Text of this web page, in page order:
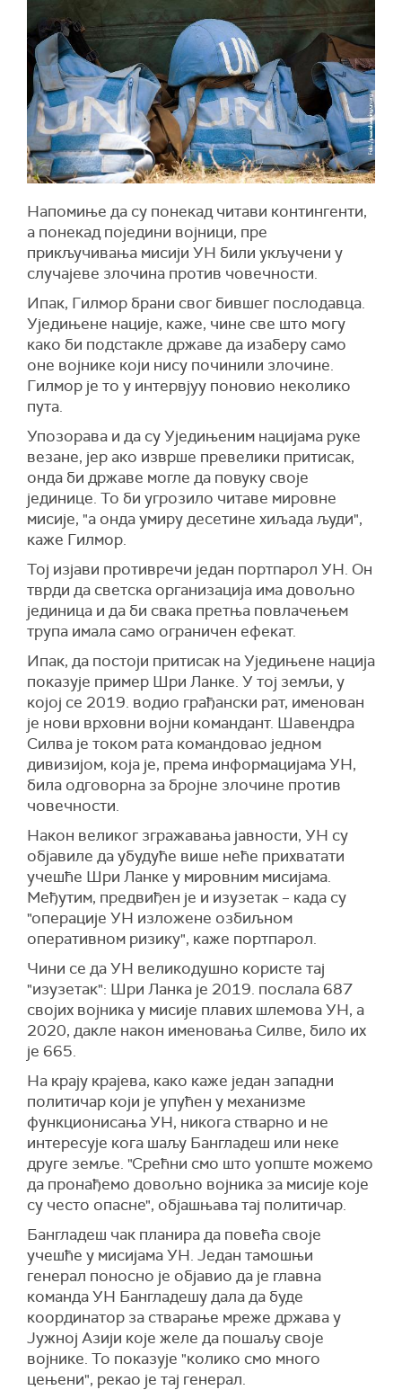
Напомиње да су понекад читави контингенти,
а понекад поједини војници, пре
прикључивања мисији УН били укључени у
случајеве злочина против човечности.
Ипак, Гилмор брани свог бившег послодавца.
Уједињене нације, каже, чине све што могу
како би подстакле државе да изаберу само
оне војнике који нису починили злочине.
Гилмор је то у интервјуу поновио неколико
пута.
Упозорава и да су Уједињеним нацијама руке
везане, јер ако изврше превелики притисак,
онда би државе могле да повуку своје
јединице. То би угрозило читаве мировне
мисије, "а онда умиру десетине хиљада људи",
каже Гилмор.
Тој изјави противречи један портпарол УН. Он
тврди да светска организација има довољно
јединица и да би свака претња повлачењем
трупа имала само ограничен ефекат.
Ипак, да постоји притисак на Уједињене нација
показује пример Шри Ланке. У тој земљи, у
којој се 2019. водио грађански рат, именован
је нови врховни војни командант. Шавендра
Силва је током рата командовао једном
дивизијом, која је, према информацијама УН,
била одговорна за бројне злочине против
човечности.
Након великог згражавања јавности, УН су
објавиле да убудуће више неће прихватати
учешће Шри Ланке у мировним мисијама.
Међутим, предвиђен је и изузетак – када су
"операције УН изложене озбиљном
оперативном ризику", каже портпарол.
Чини се да УН великодушно користе тај
"изузетак": Шри Ланка је 2019. послала 687
својих војника у мисије плавих шлемова УН, а
2020, дакле након именовања Силве, било их
је 665.
На крају крајева, како каже један западни
политичар који је упућен у механизме
функционисања УН, никога стварно и не
интересује кога шаљу Бангладеш или неке
друге земље. "Срећни смо што уопште можемо
да пронађемо довољно војника за мисије које
су често опасне", објашњава тај политичар.
Бангладеш чак планира да повећа своје
учешће у мисијама УН. Један тамошњи
генерал поносно је објавио да је главна
команда УН Бангладешу дала да буде
координатор за стварање мреже држава у
Јужној Азији које желе да пошаљу своје
војнике. То показује "колико смо много
цењени", рекао је тај генерал.